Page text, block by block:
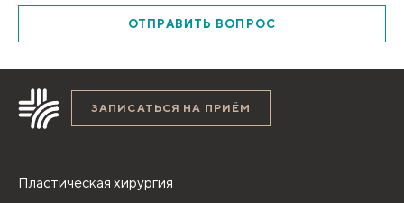
ОТПРАВИТЬ ВОПРОС
ЗАПИСАТЬСЯ НА ПРИЁМ
Пластическая хирургия